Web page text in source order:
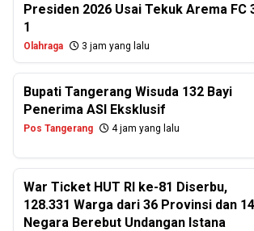
Presiden 2026 Usai Tekuk Arema FC
1
Olahraga 3 jam yang lalu
Bupati Tangerang Wisuda 132 Bayi
Penerima ASI Eksklusif
Pos Tangerang 4 jam yang lalu
War Ticket HUT RI ke-81 Diserbu,
128.331 Warga dari 36 Provinsi dan 14
Negara Berebut Undangan Istana